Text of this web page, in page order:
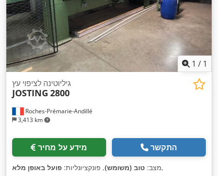
1 / 1
Roches-Prémarie-Andillé
3,413 km
גיליוטינה לציפוי עץ
JOSTING 2800
מידע על מחיר התקשר
מצב: טוב (משומש), פונקציונליות: פועל באופן מלא ,